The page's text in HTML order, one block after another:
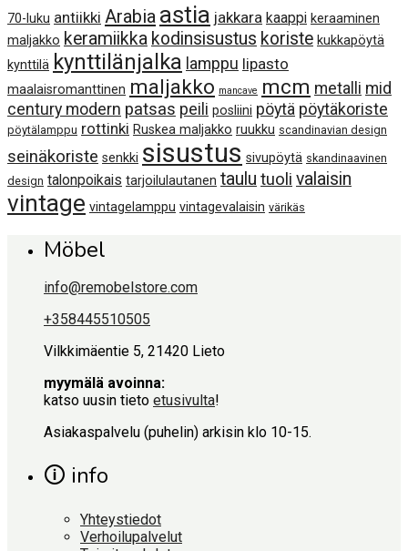
70-luku antiikki Arabia astia jakkara kaappi keraaminen
maljakko keramiikka kodinsisustus koriste kukkapöytä
kynttilä kynttilänjalka lamppu lipasto
maalaisromanttinen maljakko mancave mcm metalli mid
century modern patsas peili posliini pöytä pöytäkoriste
pöytälamppu rottinki Ruskea maljakko ruukku scandinavian design
seinäkoriste senkki sisustus sivupöytä skandinaavinen
design talonpoikais tarjoilulautanen taulu tuoli valaisin
vintage vintagelamppu vintagevalaisin värikäs
Möbel
info@remobelstore.com
+358445510505
Vilkkimäentie 5, 21420 Lieto
myymälä avoinna:
katso uusin tieto etusivulta!
Asiakaspalvelu (puhelin) arkisin klo 10-15.
🛈 info
Yhteystiedot
Verhoilupalvelut